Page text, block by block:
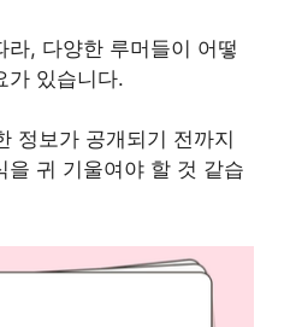
라, 다양한 루머들이 어떻
가 있습니다.
정보가 공개되기 전까지
을 귀 기울여야 할 것 같습